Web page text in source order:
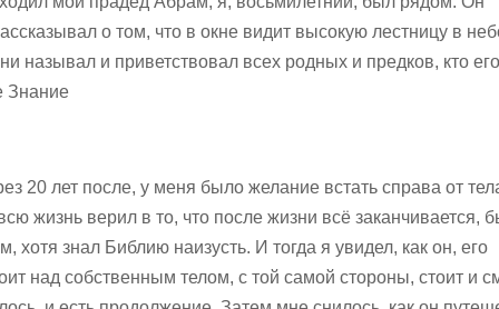
о том, что в окне видит высокую лестницу в
называл и приветствовал всех родных и предков, кто
Знание
20 лет после, у меня было желание встать справа от
жизнь верил в то, что после жизни всё заканчивается,
знал Библию наизусть. И тогда я увидел, как он, его
над собственным телом, с той самой стороны, стоит и